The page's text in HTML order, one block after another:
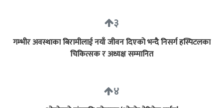
३
गम्भीर अवस्थाका बिरामीलाई नयाँ जीवन दिएको भन्दै निसर्ग हस्पिटलका
चिकित्सक र अध्यक्ष सम्मानित
४